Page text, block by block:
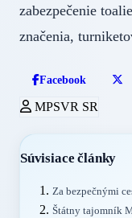
zabezpečenie
značenia,
Facebook
MPSVR SR
Súvisiace články
Za bezpečnými
Štátny tajomník